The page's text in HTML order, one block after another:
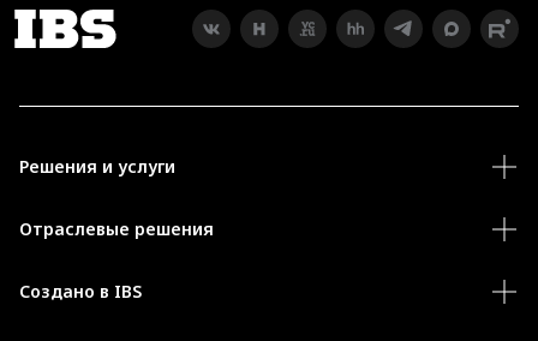
Решения и услуги
Отраслевые решения
Создано в IBS